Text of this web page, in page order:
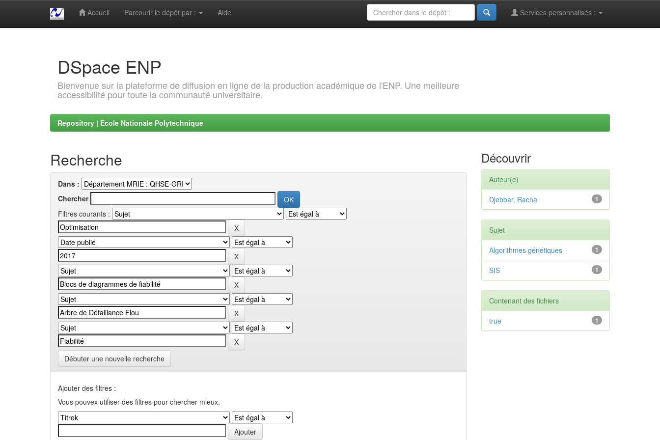
Accueil Parcourir le dépôt par : Aide Services personnalisés :
DSpace ENP
Bienvenue sur la plateforme de diffusion en ligne de la production académique de l'ENP. Une meilleure
accessibilité pour toute la communauté universitaire.
Repository | Ecole Nationale Polytechnique
Recherche
Dans :
Chercher
Filtres courants :
Débuter une nouvelle recherche
Ajouter des filtres :
Vous pouvex utiliser des filtres pour chercher mieux.
Découvrir
Auteur(e)
1
Djebbar, Racha
Sujet
1
Algorithmes génétiques
1
SIS
Contenant des fichiers
1
true